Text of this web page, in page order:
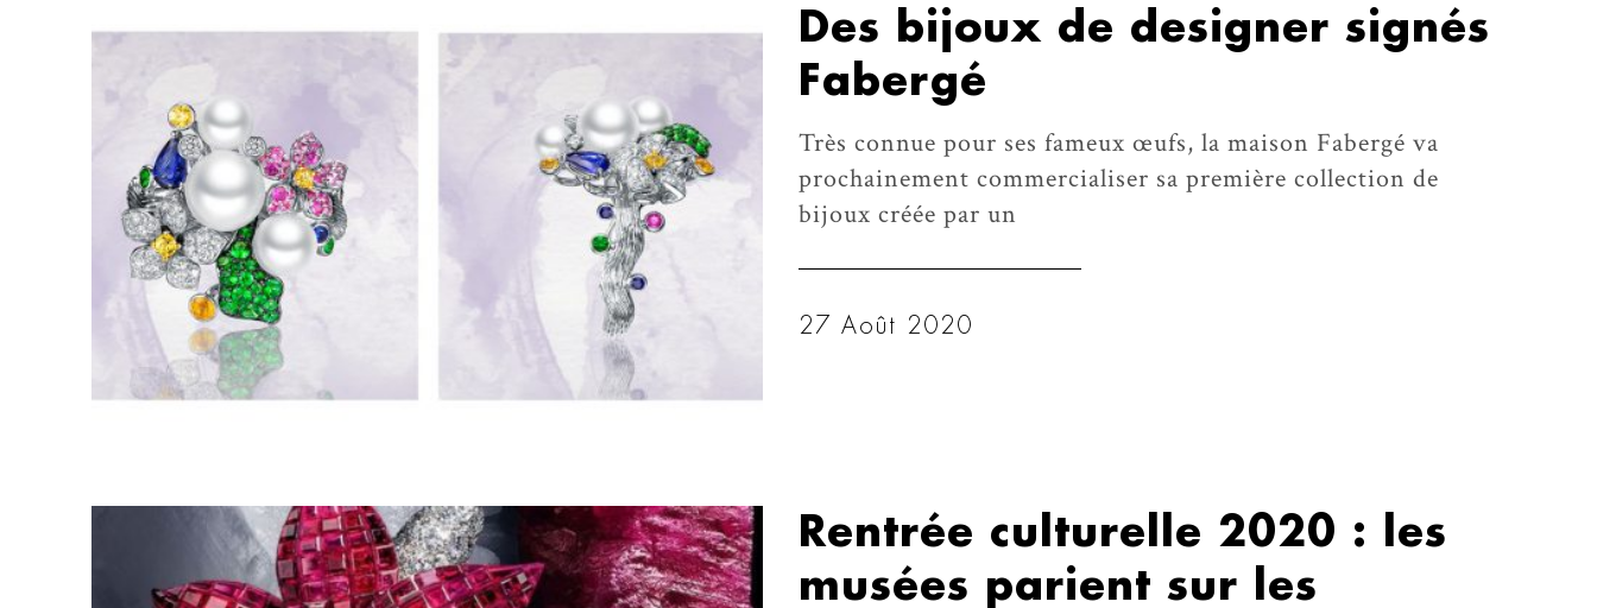
Des bijoux de designer signés
Fabergé
Très connue pour ses fameux œufs, la maison Fabergé va
prochainement commercialiser sa première collection de
bijoux créée par un
27 Août 2020
Rentrée culturelle 2020 : les
musées parient sur les